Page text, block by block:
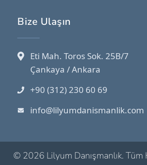
Bize Ulaşın
Eti Mah. Toros Sok. 25B/7
Çankaya / Ankara
+90 (312) 230 60 69
info@lilyumdanismanlik.com
© 2026 Lilyum Danışmanlık. Tüm